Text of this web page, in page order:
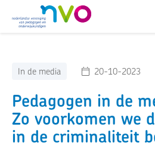
NVO
In de media 20-10-2023
Pedagogen in de
Zo voorkomen we
in de criminaliteit